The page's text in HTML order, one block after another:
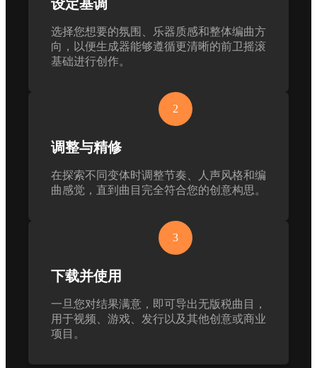
设定基调
选择您想要的氛围、乐器质感和整体编曲方
向，以便生成器能够遵循更清晰的前卫摇滚
基础进行创作。
2
调整与精修
在探索不同变体时调整节奏、人声风格和编
曲感觉，直到曲目完全符合您的创意构思。
3
下载并使用
一旦您对结果满意，即可导出无版税曲目，
用于视频、游戏、发行以及其他创意或商业
项目。